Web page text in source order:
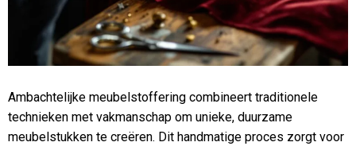
Ambachtelijke meubelstoffering combineert traditionele
technieken met vakmanschap om unieke, duurzame
meubelstukken te creëren. Dit handmatige proces zorgt voor